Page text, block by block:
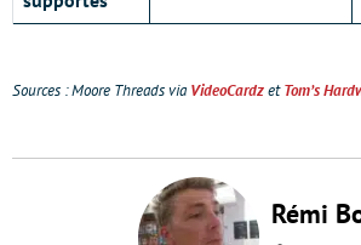
Sources : Moore Threads viaVideoCardzetTom’s
Rémi